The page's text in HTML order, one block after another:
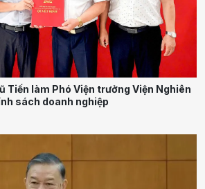
Tiến làm Phó Viện trưởng Viện Nghiên
sách doanh nghiệp